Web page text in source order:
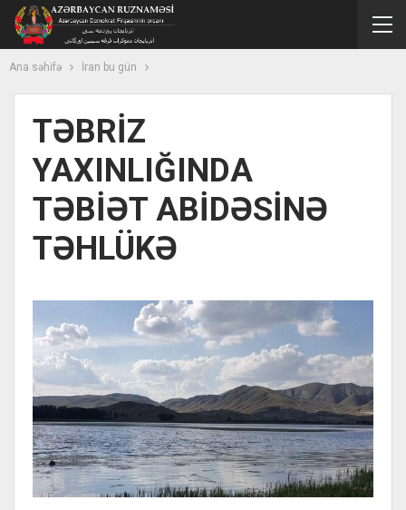
Ana səhifə İran bu gün
TƏBRİZ
YAXINLIĞINDA
TƏBİƏT ABİDƏSİNƏ
TƏHLÜKƏ